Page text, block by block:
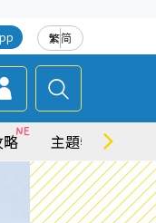
繁简
主題特集